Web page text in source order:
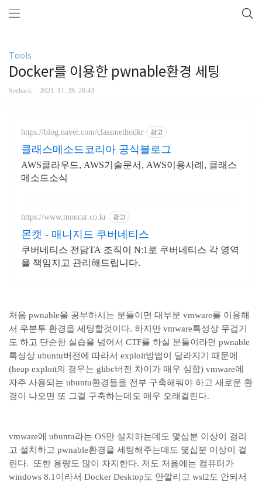
Tools
Docker를 이용한 pwnable환경 세팅
Sechack 2021. 11. 28. 20:43
https://blog.naver.com/classmethodkr 광고
클래스메소드코리아 공식블로그
AWS클라우드, AWS기술문서, AWS이용사례, 클래스
메소드소식
https://www.moncat.co.kr 광고
몬캣 - 매니지드 쿠버네티스
쿠버네티스 전담TA 조직이 N:1로 쿠버네티스 각 영역
을 책임지고 관리해드립니다.
처음 pwnable을 공부하시는 분들이면 대부분 vmware를 이용해
서 우분투 환경을 세팅할것이다. 하지만 vmware특성상 무겁기
도 하고 단순한 실습을 넘어서 CTF를 하실 분들이라면 pwnable
특성상 ubuntu버전에 따라서 exploit방법이 달라지기 때문에
(heap exploit의 경우는 glibc버전 차이가 매우 심함) vmware에
자주 사용되는 ubuntu환경들을 전부 구축해둬야 하고 새로운 환
경이 나오면 또 그걸 구축하는데도 매우 오래걸린다.
vmware에 ubuntu라는 OS만 설치하는데도 몇십분 이상이 걸리
고 설치하고 pwnable환경을 세팅해주는데도 몇십분 이상이 걸
린다. 또한 용량도 많이 차지한다. 저도 처음에는 컴퓨터가
windows 8.1이라서 Docker Desktop도 안깔리고 wsl2도 안되서